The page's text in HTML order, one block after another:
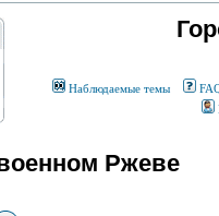
Наблюдаемые темы
Ржеве